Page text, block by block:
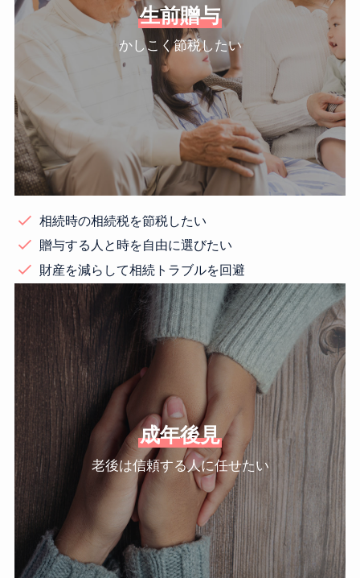
生前贈与
かしこく節税したい
相続時の相続税を節税したい
贈与する人と時を自由に選びたい
財産を減らして相続トラブルを回避
成年後見
老後は信頼する人に任せたい